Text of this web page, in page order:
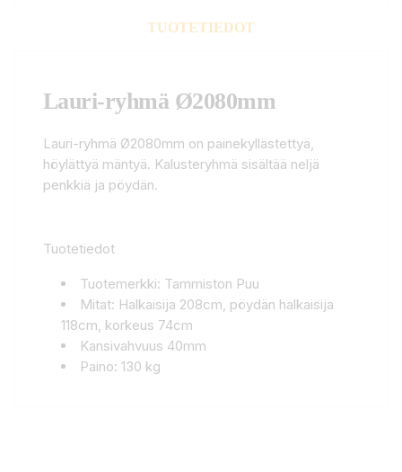
TUOTETIEDOT
Lauri-ryhmä Ø2080mm
Lauri-ryhmä Ø2080mm on painekyllästettyä,
höylättyä mäntyä. Kalusteryhmä sisältää neljä
penkkiä ja pöydän.
Tuotetiedot
Tuotemerkki: Tammiston Puu
Mitat: Halkaisija 208cm, pöydän halkaisija
118cm, korkeus 74cm
Kansivahvuus 40mm
Paino: 130 kg